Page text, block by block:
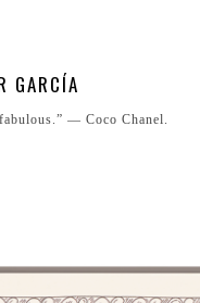
GARCÍA
― Coco Chanel.